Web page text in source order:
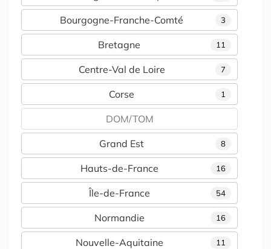
3
Bourgogne-Franche-Comté
11
Bretagne
7
Centre-Val de Loire
1
Corse
DOM/TOM
8
Grand Est
16
Hauts-de-France
54
Île-de-France
16
Normandie
11
Nouvelle-Aquitaine